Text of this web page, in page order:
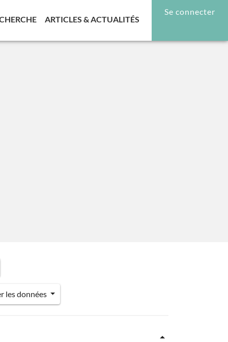
(CURRENT)
ARTICLES & ACTUALITÉS
Se connecter
les données